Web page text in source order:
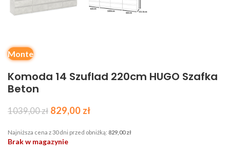
Monte
Komoda 14 Szuflad 220cm HUGO Szafka
Beton
1039,00zł 829,00 zł
Najniższa cena z 30 dni przed obniżką: 829,00zł
Brak w magazynie